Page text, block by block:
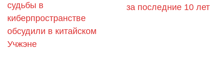
судьбы в
киберпространстве
обсудили в китайском
Учжэне
за последние 10 лет